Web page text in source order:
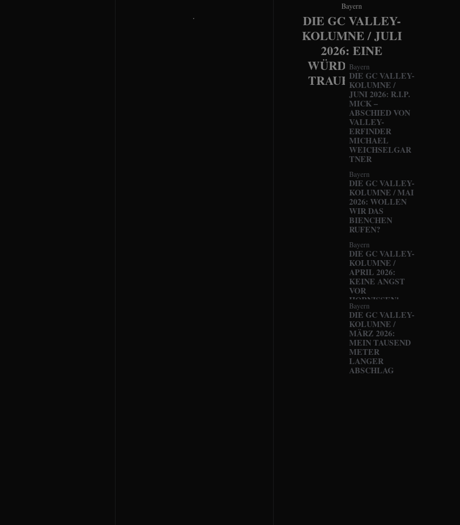
.
Bayern
DIE GC VALLEY-
KOLUMNE / JULI
2026: EINE
WÜRDEVOLLE
TRAUERFEIER
Bayern
DIE GC VALLEY-
KOLUMNE /
JUNI 2026: R.I.P.
MICK –
ABSCHIED VON
VALLEY-
ERFINDER
MICHAEL
WEICHSELGAR
TNER
Bayern
DIE GC VALLEY-
KOLUMNE / MAI
2026: WOLLEN
WIR DAS
BIENCHEN
RUFEN?
Bayern
DIE GC VALLEY-
KOLUMNE /
APRIL 2026:
KEINE ANGST
VOR
HORNISSEN!
Bayern
DIE GC VALLEY-
KOLUMNE /
MÄRZ 2026:
MEIN TAUSEND
METER
LANGER
ABSCHLAG